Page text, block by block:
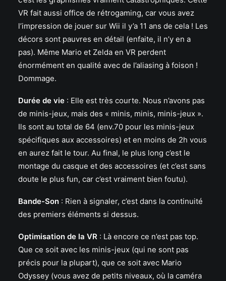
VR fait aussi office de rétrogaming, car vous avez
l’impression de jouer sur Wii il y’a 11 ans de cela ! Les
décors sont pauvres en détail (enfaite, il n’y en a
pas). Même Mario et Zelda en VR perdent
énormément en qualité avec de l’aliasing à foison !
Dommage.
Durée de vie : Elle est très courte. Nous n’avons pas
de minis-jeux, mais des « minis, minis, minis-jeux ».
Ils sont au total de 64 (env.70 pour les minis-jeux
spécifiques aux accessoires) et en moins de 2h vous
en aurez fait le tour. Au final, le plus long c’est le
montage du casque et des accessoires (et c’est sans
doute le plus fun, car c’est vraiment bien foutu).
Bande-Son : Rien à signaler, c’est dans la continuité
des premiers éléments si dessus.
Optimisation de la VR : Là encore ce n’est pas top.
Que ce soit avec les minis-jeux (qui ne sont pas
précis pour la plupart), que ce soit avec Mario
Odyssey (vous avez de petits niveaux, où la caméra